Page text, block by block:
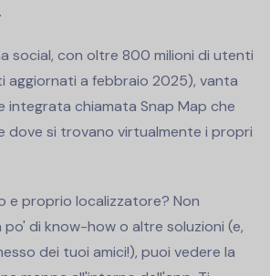
social, con oltre 800 milioni di utenti
aggiornati a febbraio 2025), vanta
integrata chiamata Snap Map che
dove si trovano virtualmente i propri
e proprio localizzatore? Non
di know-how o altre soluzioni (e,
dei tuoi amici!), puoi vedere la